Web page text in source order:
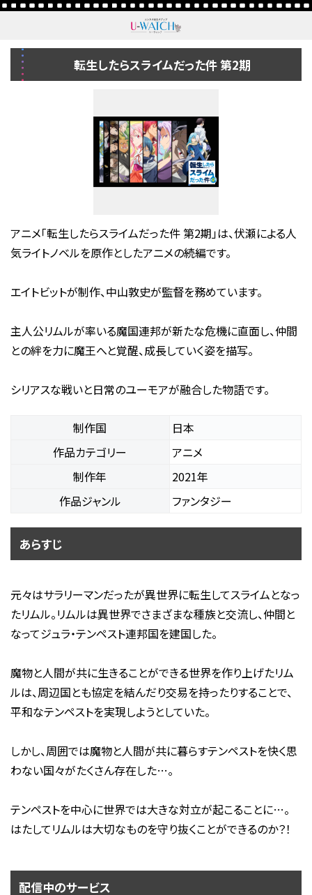
転生したらスライムだった件 第2期
アニメ「転生したらスライムだった件 第2期」は、伏瀬による人
気ライトノベルを原作としたアニメの続編です。
エイトビットが制作、中山敦史が監督を務めています。
主人公リムルが率いる魔国連邦が新たな危機に直面し、仲間
との絆を力に魔王へと覚醒、成長していく姿を描写。
シリアスな戦いと日常のユーモアが融合した物語です。
制作国
日本
作品カテゴリー
アニメ
制作年
2021年
作品ジャンル
ファンタジー
あらすじ
元々はサラリーマンだったが異世界に転生してスライムとなっ
たリムル。リムルは異世界でさまざまな種族と交流し、仲間と
なってジュラ・テンペスト連邦国を建国した。
魔物と人間が共に生きることができる世界を作り上げたリム
ルは、周辺国とも協定を結んだり交易を持ったりすることで、
平和なテンペストを実現しようとしていた。
しかし、周囲では魔物と人間が共に暮らすテンペストを快く思
わない国々がたくさん存在した…。
テンペストを中心に世界では大きな対立が起こることに…。
はたしてリムルは大切なものを守り抜くことができるのか？！
配信中のサービス